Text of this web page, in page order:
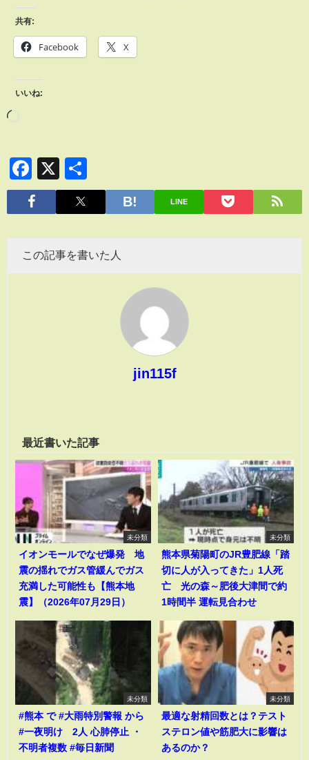
共有:
Facebook X
いいね:
Facebook
X
有
LINE
この記事を書いた人
jin115f
最近書いた記事
未分類
イオンモールでなぜ爆発 地
震の揺れでガス管緩んでガス
充満した可能性も【熊本地
震】（2026年07月29日）
未分類
熊本県菊陽町のJR豊肥線「踏
切に人が入ってきた」1人死
亡 光の森～肥後大津間で約
1時間半 運転見合わせ
未分類
#熊本 で #大雨特別警報 から
#一夜明け 2人 心肺停止 ・
不明者複数 #毎日新聞
未分類
最適な射精回数とは？テスト
ステロン値や筋肥大に影響は
あるのか？